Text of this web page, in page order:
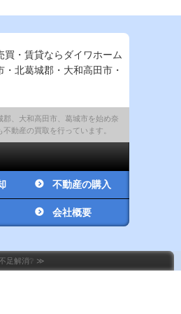
買・賃貸ならダイワホーム
・北葛城郡・大和高田市・
郡、大和高田市、葛城市を始め奈
動産の買取を行っています。
不動産の購入
会社概要
足解消❔ ≫